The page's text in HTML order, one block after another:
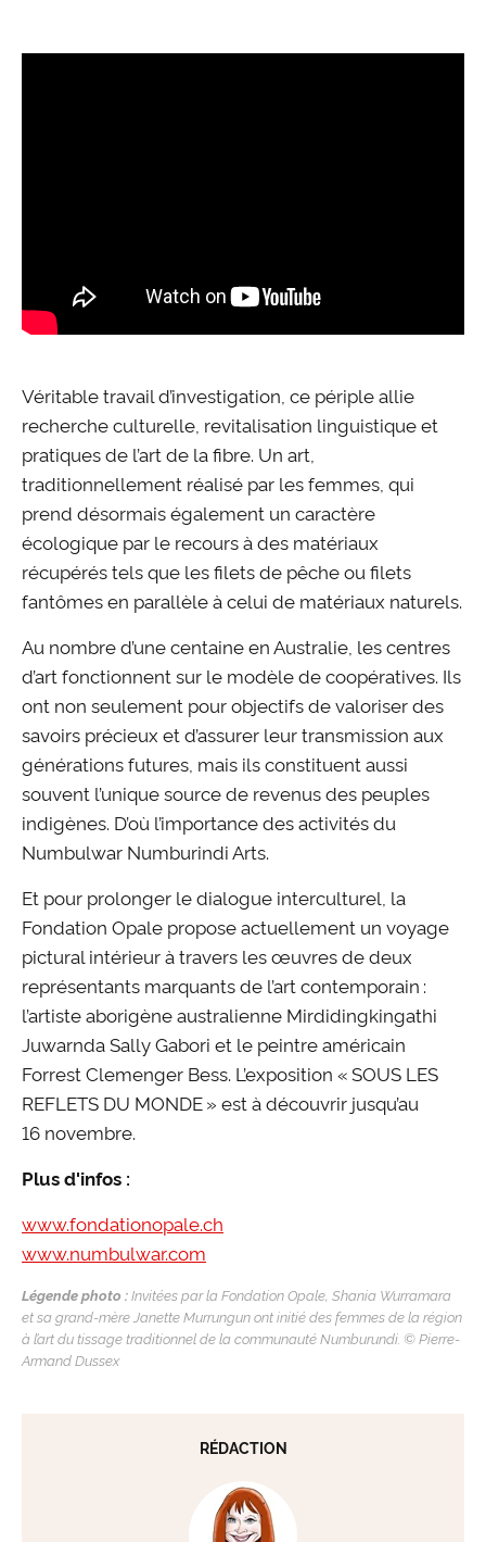
Véritable travail d’investigation, ce périple allie
recherche culturelle, revitalisation linguistique et
pratiques de l’art de la fibre. Un art,
traditionnellement réalisé par les femmes, qui
prend désormais également un caractère
écologique par le recours à des matériaux
récupérés tels que les filets de pêche ou filets
fantômes en parallèle à celui de matériaux naturels.
Au nombre d’une centaine en Australie, les centres
d’art fonctionnent sur le modèle de coopératives. Ils
ont non seulement pour objectifs de valoriser des
savoirs précieux et d’assurer leur transmission aux
générations futures, mais ils constituent aussi
souvent l’unique source de revenus des peuples
indigènes. D’où l’importance des activités du
Numbulwar Numburindi Arts.
Et pour prolonger le dialogue interculturel, la
Fondation Opale propose actuellement un voyage
pictural intérieur à travers les œuvres de deux
représentants marquants de l’art contemporain :
l’artiste aborigène australienne Mirdidingkingathi
Juwarnda Sally Gabori et le peintre américain
Forrest Clemenger Bess. L’exposition « SOUS LES
REFLETS DU MONDE » est à découvrir jusqu’au
16 novembre.
Plus d'infos :
www.fondationopale.ch
www.numbulwar.com
Légende photo :Invitées par la Fondation Opale, Shania Wurramara
et sa grand-mère Janette Murrungun ont initié des femmes de la région
à l’art du tissage traditionnel de la communauté Numburundi. © Pierre-
Armand Dussex
RÉDACTION